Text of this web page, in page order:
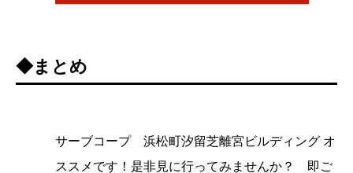
◆まとめ
サーブコープ 浜松町汐留芝離宮ビルディング オ
ススメです！是非見に行ってみませんか？ 即ご